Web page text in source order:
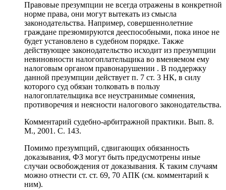
Правовые презумпции не всегда отражены в конкретной
норме права, они могут вытекать из смысла
законодательства. Например, совершеннолетние
граждане презюмируются дееспособными, пока иное не
будет установлено в судебном порядке. Также
действующее законодательство исходит из презумпции
невиновности налогоплательщика во вменяемом ему
налоговым органом правонарушении . В поддержку
данной презумпции действует п. 7 ст. 3 НК, в силу
которого суд обязан толковать в пользу
налогоплательщика все неустранимые сомнения,
противоречия и неясности налогового законодательства.
Комментарий судебно-арбитражной практики. Вып. 8.
М., 2001. С. 143.
Помимо презумпций, сдвигающих обязанность
доказывания, ФЗ могут быть предусмотрены иные
случаи освобождения от доказывания. К таким случаям
можно отнести ст. ст. 69, 70 АПК (см. комментарий к
ним).